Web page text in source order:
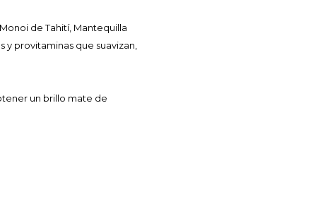
de Tahití, Mantequilla
provitaminas que suavizan,
un brillo mate de